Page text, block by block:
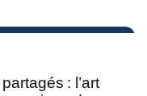
: l’art